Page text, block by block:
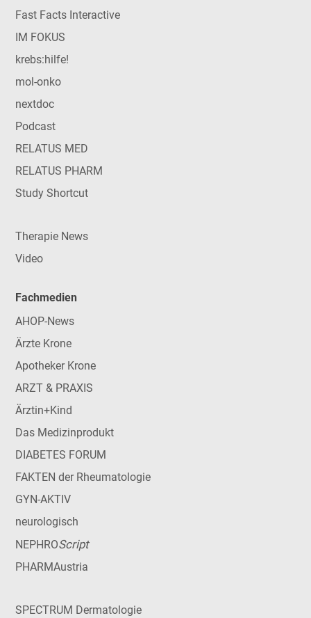
Fast Facts Interactive
IM FOKUS
krebs:hilfe!
mol-onko
nextdoc
Podcast
RELATUS MED
RELATUS PHARM
Study Shortcut
Therapie News
Video
Fachmedien
AHOP-News
Ärzte Krone
Apotheker Krone
ARZT & PRAXIS
Ärztin+Kind
Das Medizinprodukt
DIABETES FORUM
FAKTEN der Rheumatologie
GYN-AKTIV
neurologisch
NEPHROScript
PHARMAustria
SPECTRUM Dermatologie